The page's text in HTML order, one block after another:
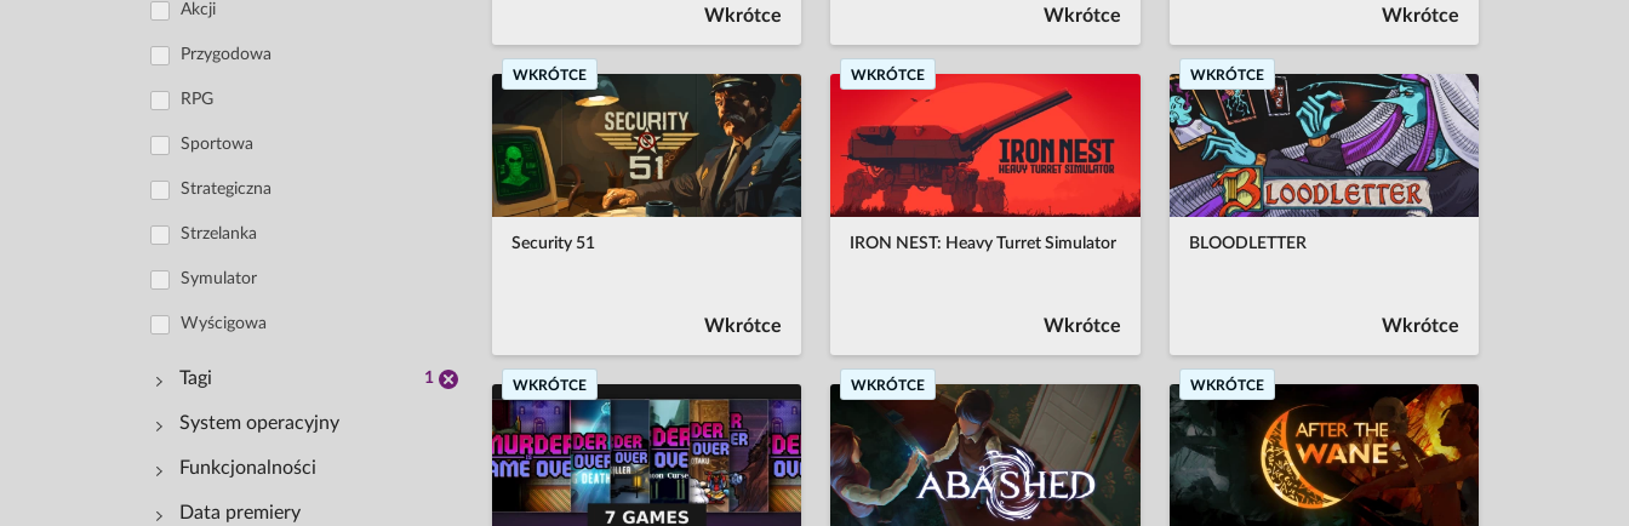
Akcji
Przygodowa
RPG
Sportowa
Strategiczna
Strzelanka
Symulator
Wyścigowa
Tagi 1
Przygodowa
Akcji
System operacyjny
Windows
macOS
Funkcjonalności
Tryb jednoosobowy
Data premiery
Wkrótce Wkrótce Wkrótce
WKRÓTCE
Security 51
Wkrótce
WKRÓTCE
IRON NEST: Heavy Turret Simulator
Wkrótce
WKRÓTCE
BLOODLETTER
Wkrótce
WKRÓTCE WKRÓTCE WKRÓTCE